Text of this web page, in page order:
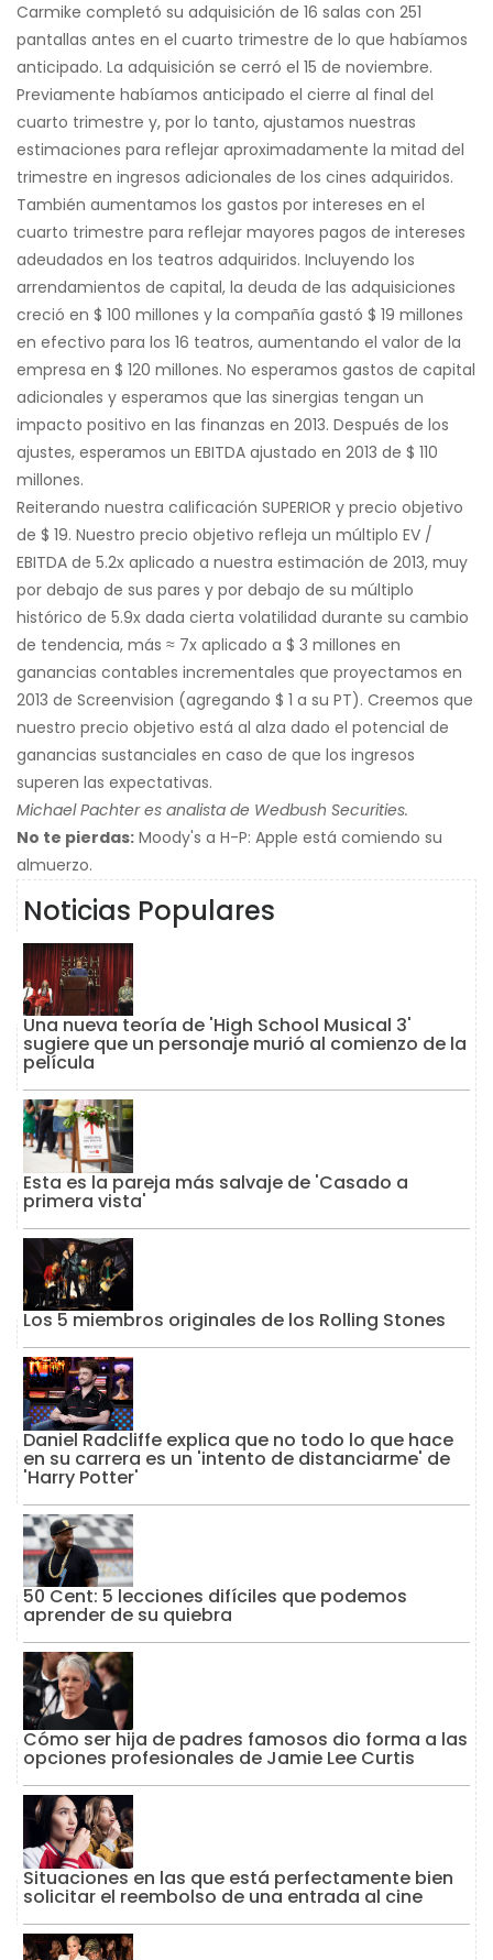
Carmike completó su adquisición de 16 salas con 251
pantallas antes en el cuarto trimestre de lo que habíamos
anticipado. La adquisición se cerró el 15 de noviembre.
Previamente habíamos anticipado el cierre al final del
cuarto trimestre y, por lo tanto, ajustamos nuestras
estimaciones para reflejar aproximadamente la mitad del
trimestre en ingresos adicionales de los cines adquiridos.
También aumentamos los gastos por intereses en el
cuarto trimestre para reflejar mayores pagos de intereses
adeudados en los teatros adquiridos. Incluyendo los
arrendamientos de capital, la deuda de las adquisiciones
creció en $ 100 millones y la compañía gastó $ 19 millones
en efectivo para los 16 teatros, aumentando el valor de la
empresa en $ 120 millones. No esperamos gastos de capital
adicionales y esperamos que las sinergias tengan un
impacto positivo en las finanzas en 2013. Después de los
ajustes, esperamos un EBITDA ajustado en 2013 de $ 110
millones.
Reiterando nuestra calificación SUPERIOR y precio objetivo
de $ 19. Nuestro precio objetivo refleja un múltiplo EV /
EBITDA de 5.2x aplicado a nuestra estimación de 2013, muy
por debajo de sus pares y por debajo de su múltiplo
histórico de 5.9x dada cierta volatilidad durante su cambio
de tendencia, más ≈ 7x aplicado a $ 3 millones en
ganancias contables incrementales que proyectamos en
2013 de Screenvision (agregando $ 1 a su PT). Creemos que
nuestro precio objetivo está al alza dado el potencial de
ganancias sustanciales en caso de que los ingresos
superen las expectativas.
Michael Pachter es analista de Wedbush Securities.
No te pierdas: Moody's a H-P: Apple está comiendo su
almuerzo.
Noticias Populares
Una nueva teoría de 'High School Musical 3'
sugiere que un personaje murió al comienzo de la
película
Esta es la pareja más salvaje de 'Casado a
primera vista'
Los 5 miembros originales de los Rolling Stones
Daniel Radcliffe explica que no todo lo que hace
en su carrera es un 'intento de distanciarme' de
'Harry Potter'
50 Cent: 5 lecciones difíciles que podemos
aprender de su quiebra
Cómo ser hija de padres famosos dio forma a las
opciones profesionales de Jamie Lee Curtis
Situaciones en las que está perfectamente bien
solicitar el reembolso de una entrada al cine